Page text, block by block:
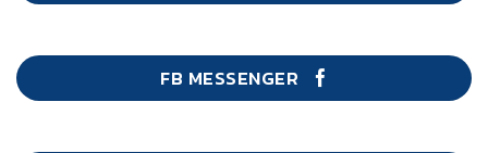
FB MESSENGER